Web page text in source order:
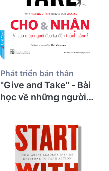
Phát triển bản thân
"Give and Take" - Bài
học về những người